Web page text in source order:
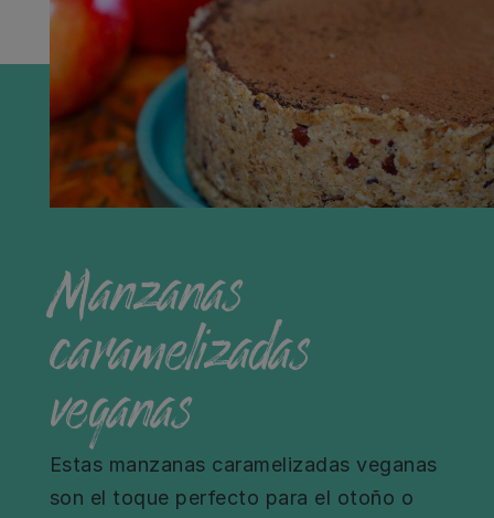
Manzanas
caramelizadas
veganas
Estas manzanas caramelizadas veganas
son el toque perfecto para el otoño o